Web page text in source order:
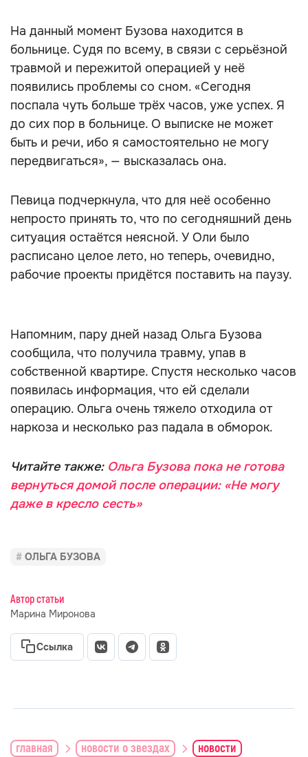
На данный момент Бузова находится в
больнице. Судя по всему, в связи с серьёзной
травмой и пережитой операцией у неё
появились проблемы со сном. «Сегодня
поспала чуть больше трёх часов, уже успех. Я
до сих пор в больнице. О выписке не может
быть и речи, ибо я самостоятельно не могу
передвигаться», — высказалась она.
Певица подчеркнула, что для неё особенно
непросто принять то, что по сегодняшний день
ситуация остаётся неясной. У Оли было
расписано целое лето, но теперь, очевидно,
рабочие проекты придётся поставить на паузу.
Напомним, пару дней назад Ольга Бузова
сообщила, что получила травму, упав в
собственной квартире. Спустя несколько часов
появилась информация, что ей сделали
операцию. Ольга очень тяжело отходила от
наркоза и несколько раз падала в обморок.
Читайте также: Ольга Бузова пока не готова
вернуться домой после операции: «Не могу
даже в кресло сесть»
ОЛЬГА БУЗОВА
Автор статьи
Марина Миронова
Ссылка
главная новости о звездах новости